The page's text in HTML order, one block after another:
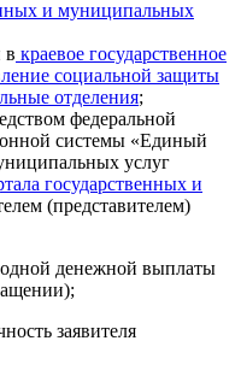
и муниципальных
в краевое государственное
социальной защиты
отделения;
федеральной
системы «Единый
услуг
государственных и
(представителем)
денежной выплаты
заявителя